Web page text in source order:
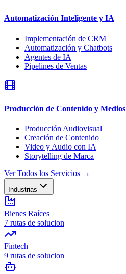
Automatización Inteligente y IA
Implementación de CRM
Automatización y Chatbots
Agentes de IA
Pipelines de Ventas
Producción de Contenido y Medios
Producción Audiovisual
Creación de Contenido
Video y Audio con IA
Storytelling de Marca
Ver Todos los Servicios →
Industrias
Bienes Raíces
7 rutas de solucion
Fintech
9 rutas de solucion